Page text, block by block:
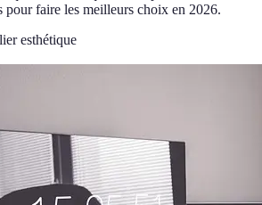
pour faire les meilleurs choix en 2026.
esthétique